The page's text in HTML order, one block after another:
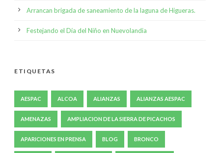
Arrancan brigada de saneamiento de la laguna de Higueras.
Festejando el Día del Niño en Nuevolandia
ETIQUETAS
AESPAC ALCOA ALIANZAS ALIANZAS AESPAC
AMENAZAS AMPLIACION DE LA SIERRA DE PICACHOS
APARICIONES EN PRENSA BLOG BRONCO